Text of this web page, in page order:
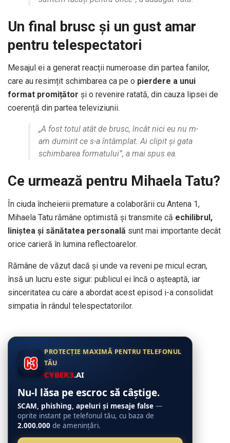
Un final brusc și un gust amar
pentru telespectatori
Mesajul ei a generat reacții numeroase din partea fanilor,
care au resimțit schimbarea ca pe o pierdere a unui
format promițător și o revenire ratată, din cauza lipsei de
coerență din partea televiziunii.
„A fost totul atât de brusc, încât nici eu nu m-
am dumirit ce s-a întâmplat. Ai clipit și gata
schimbarea formatului”, a mai spus ea.
Ce urmează pentru Mihaela Tatu?
În ciuda încheierii premature a colaborării cu Antena 1,
Mihaela Tatu rămâne optimistă și transmite că echilibrul,
liniștea și sănătatea personală sunt mai importante decât
orice carieră în lumina reflectoarelor.
Rămâne de văzut dacă și unde va reveni pe micul ecran,
însă un lucru este sigur: publicul ei încă o așteaptă, iar
sinceritatea cu care a abordat acest episod i-a consolidat
simpatia în rândul telespectatorilor.
PROTECȚIE MAXIMĂ PENTRU TELEFONUL
TĂU
CYBER3.AI
Nu-l lăsa pe escroc să câștige.
SCAM, phishing, apeluri și mesaje false —
oprite instant pe telefonul tău, cu baza de
2.000.000 de amenințări.